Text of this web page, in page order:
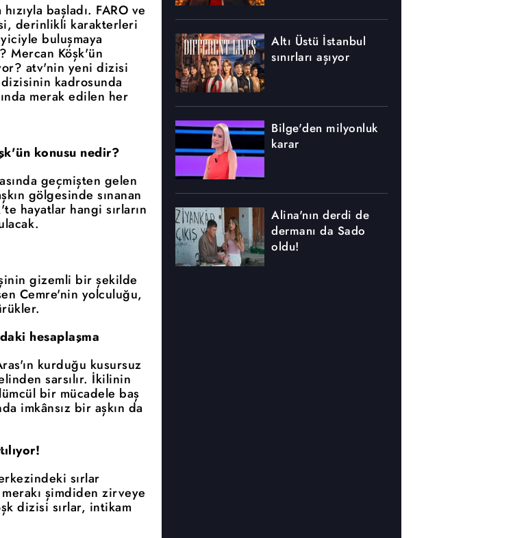
başladı. FARO ve
derinlikli karakterleri
buluşmaya
Mercan Köşk'ün
atv'nin yeni dizisi
kadrosunda
merak edilen her
konusu nedir?
geçmişten gelen
gölgesinde sınanan
hayatlar hangi sırların
gizemli bir şekilde
Cemre'nin yolculuğu,
hesaplaşma
kurduğu kusursuz
sarsılır. İkilinin
bir mücadele baş
imkânsız bir aşkın da
sırlar
şimdiden zirveye
dizisi sırlar, intikam
Altı Üstü İstanbul
sınırları aşıyor
Bilge'den milyonluk
karar
Alina'nın derdi de
dermanı da Sado
oldu!